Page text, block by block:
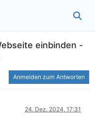
einbinden -
Anmelden zum Antworten
24. Dez. 2024, 17:31